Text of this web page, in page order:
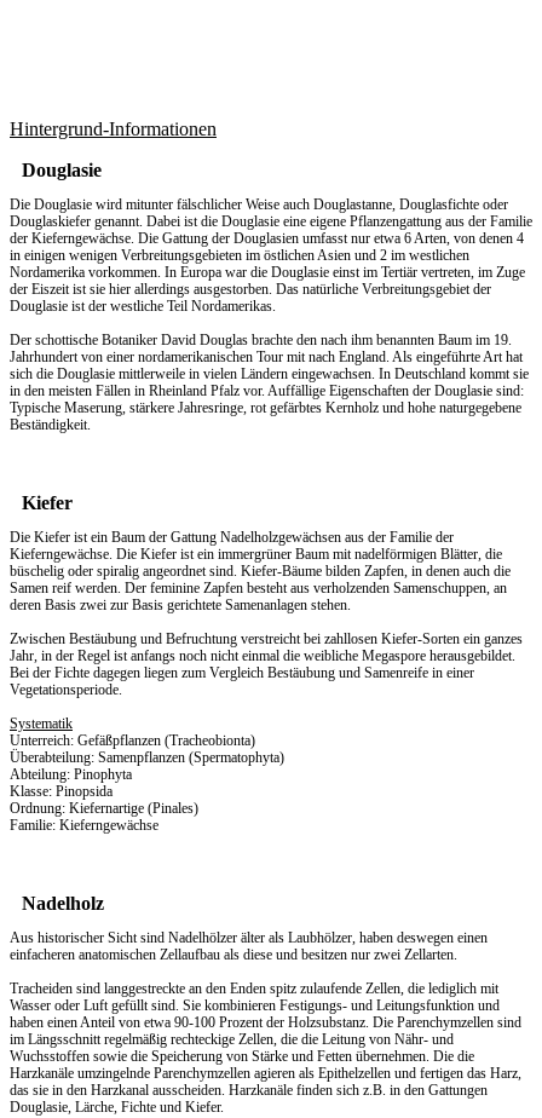
Hintergrund-Informationen
Douglasie
Die Douglasie wird mitunter fälschlicher Weise auch Douglastanne, Douglasfichte oder
Douglaskiefer genannt. Dabei ist die Douglasie eine eigene Pflanzengattung aus der Familie
der Kieferngewächse. Die Gattung der Douglasien umfasst nur etwa 6 Arten, von denen 4
in einigen wenigen Verbreitungsgebieten im östlichen Asien und 2 im westlichen
Nordamerika vorkommen. In Europa war die Douglasie einst im Tertiär vertreten, im Zuge
der Eiszeit ist sie hier allerdings ausgestorben. Das natürliche Verbreitungsgebiet der
Douglasie ist der westliche Teil Nordamerikas.
Der schottische Botaniker David Douglas brachte den nach ihm benannten Baum im 19.
Jahrhundert von einer nordamerikanischen Tour mit nach England. Als eingeführte Art hat
sich die Douglasie mittlerweile in vielen Ländern eingewachsen. In Deutschland kommt sie
in den meisten Fällen in Rheinland Pfalz vor. Auffällige Eigenschaften der Douglasie sind:
Typische Maserung, stärkere Jahresringe, rot gefärbtes Kernholz und hohe naturgegebene
Beständigkeit.
Kiefer
Die Kiefer ist ein Baum der Gattung Nadelholzgewächsen aus der Familie der
Kieferngewächse. Die Kiefer ist ein immergrüner Baum mit nadelförmigen Blätter, die
büschelig oder spiralig angeordnet sind. Kiefer-Bäume bilden Zapfen, in denen auch die
Samen reif werden. Der feminine Zapfen besteht aus verholzenden Samenschuppen, an
deren Basis zwei zur Basis gerichtete Samenanlagen stehen.
Zwischen Bestäubung und Befruchtung verstreicht bei zahllosen Kiefer-Sorten ein ganzes
Jahr, in der Regel ist anfangs noch nicht einmal die weibliche Megaspore herausgebildet.
Bei der Fichte dagegen liegen zum Vergleich Bestäubung und Samenreife in einer
Vegetationsperiode.
Systematik
Unterreich: Gefäßpflanzen (Tracheobionta)
Überabteilung: Samenpflanzen (Spermatophyta)
Abteilung: Pinophyta
Klasse: Pinopsida
Ordnung: Kiefernartige (Pinales)
Familie: Kieferngewächse
Nadelholz
Aus historischer Sicht sind Nadelhölzer älter als Laubhölzer, haben deswegen einen
einfacheren anatomischen Zellaufbau als diese und besitzen nur zwei Zellarten.
Tracheiden sind langgestreckte an den Enden spitz zulaufende Zellen, die lediglich mit
Wasser oder Luft gefüllt sind. Sie kombinieren Festigungs- und Leitungsfunktion und
haben einen Anteil von etwa 90-100 Prozent der Holzsubstanz. Die Parenchymzellen sind
im Längsschnitt regelmäßig rechteckige Zellen, die die Leitung von Nähr- und
Wuchsstoffen sowie die Speicherung von Stärke und Fetten übernehmen. Die die
Harzkanäle umzingelnde Parenchymzellen agieren als Epithelzellen und fertigen das Harz,
das sie in den Harzkanal ausscheiden. Harzkanäle finden sich z.B. in den Gattungen
Douglasie, Lärche, Fichte und Kiefer.